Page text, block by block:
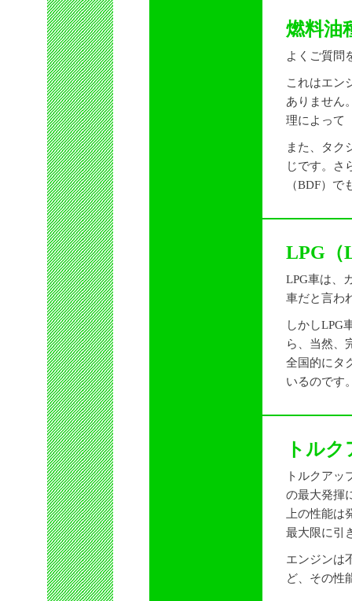
燃料油
よくご質問
これはエン
ありません
理によって
また、タク
じです。さ
（BDF）で
LPG（
LPG車は、
車だと言わ
しかしLPG
ら、当然、
全国的にタ
いるのです
トル
トルクアッ
の最大発揮
上の性能
最大限に引
エンジンは
ど、その性